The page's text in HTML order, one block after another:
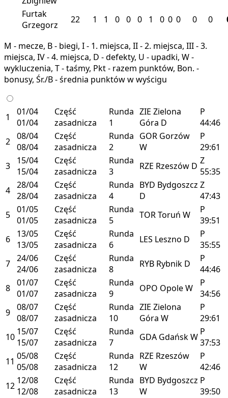
Furtak
Grzegorz
22 1 1 0 0 0 1 0 0 0 0 0
M - mecze, B - biegi, I - 1. miejsca, II - 2. miejsca, III - 3.
miejsca, IV - 4. miejsca, D - defekty, U - upadki, W -
wykluczenia, T - taśmy, Pkt - razem punktów, Bon. -
bonusy, Śr./B - średnia punktów w wyścigu
1
01/04
01/04
Część
zasadnicza
Runda
1
ZIE Zielona
Góra D
P
44:46
2 08/04
08/04
Część
zasadnicza
Runda
2
GOR Gorzów
W
P
29:61
3
15/04
15/04
Część
zasadnicza
Runda
3
RZE Rzeszów D Z
55:35
4 28/04
28/04
Część
zasadnicza
Runda
4
BYD Bydgoszcz
D
Z
47:43
5 01/05
01/05
Część
zasadnicza
Runda
5
TORToruń W
P
39:51
6
13/05
13/05
Część
zasadnicza
Runda
6
LES Leszno D
P
35:55
7 24/06
24/06
Część
zasadnicza
Runda
8
RYB Rybnik D
P
44:46
8 01/07
01/07
Część
zasadnicza
Runda
9
OPO OpoleW
P
34:56
9 08/07
08/07
Część
zasadnicza
Runda
10
ZIE Zielona
Góra W
P
29:61
10 15/07
15/07
Część
zasadnicza
Runda
7
GDA GdańskW P
37:53
11 05/08
05/08
Część
zasadnicza
Runda
12
RZE Rzeszów
W
P
42:46
12 12/08
12/08
Część
zasadnicza
Runda
13
BYD Bydgoszcz
W
P
39:50